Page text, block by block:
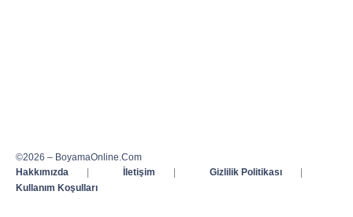
©2026 – BoyamaOnline.Com
Hakkımızda
| İletişim | Gizlilik Politikası
|
Kullanım Koşulları